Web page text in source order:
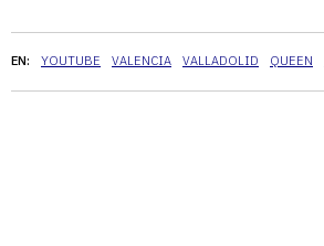
EN: YOUTUBE VALENCIA VALLADOLID QUEEN